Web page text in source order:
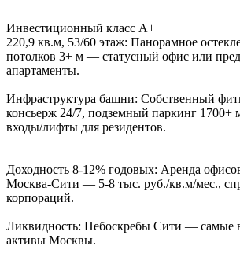
Инвестиционный класс А+
220,9 кв.м, 53/60 этаж: Панорамное
потолков 3+ м — статусный офис или
апартаменты.
Инфраструктура башни: Собственный
консьерж 24/7, подземный паркинг 1700+
входы/лифты для резидентов.
Доходность 8-12% годовых: Аренда
Москва-Сити — 5-8 тыс. руб./кв.м/мес.,
корпораций.
Ликвидность: Небоскребы Сити — самые
активы Москвы.